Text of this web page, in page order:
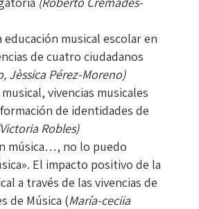
educación musical escolar en
de cuatro ciudadanos
Jèssica Pérez-Moreno)
vivencias musicales
de identidades de
Robles)
música…, no lo puedo
El impacto positivo de la
a través de las vivencias de
de Música (María-ceciia